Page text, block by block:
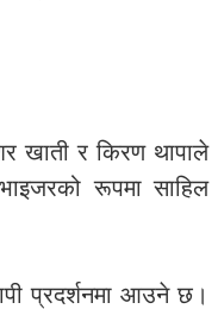
खाती र किरण थापाले
रूपमा साहिल
प्रदर्शनमा आउने छ।